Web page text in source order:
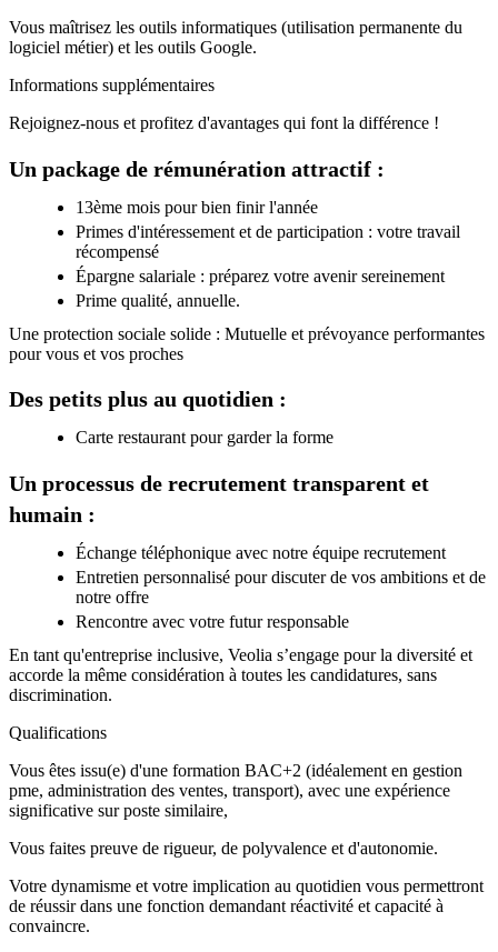
Vous maîtrisez les outils informatiques (utilisation permanente du
logiciel métier) et les outils Google.
Informations supplémentaires
Rejoignez-nous et profitez d'avantages qui font la différence !
Un package de rémunération attractif :
13ème mois pour bien finir l'année
Primes d'intéressement et de participation : votre travail
récompensé
Épargne salariale : préparez votre avenir sereinement
Prime qualité, annuelle.
Une protection sociale solide : Mutuelle et prévoyance performantes
pour vous et vos proches
Des petits plus au quotidien :
Carte restaurant pour garder la forme
Un processus de recrutement transparent et
humain :
Échange téléphonique avec notre équipe recrutement
Entretien personnalisé pour discuter de vos ambitions et de
notre offre
Rencontre avec votre futur responsable
En tant qu'entreprise inclusive, Veolia s’engage pour la diversité et
accorde la même considération à toutes les candidatures, sans
discrimination.
Qualifications
Vous êtes issu(e) d'une formation BAC+2 (idéalement en gestion
pme, administration des ventes, transport), avec une expérience
significative sur poste similaire,
Vous faites preuve de rigueur, de polyvalence et d'autonomie.
Votre dynamisme et votre implication au quotidien vous permettront
de réussir dans une fonction demandant réactivité et capacité à
convaincre.